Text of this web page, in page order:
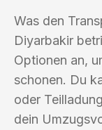
Was den
Diyarbakir
Optionen an,
schonen. Du
oder
dein